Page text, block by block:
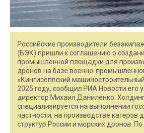
Российские производители
(БЭК) пришли к соглашению о
промышленной площадки для
дронов на базе военно-
«Кингисеппский
2025 году, сообщил РИА Новости его
директор Михаил Даниленко.
специализируется на выполнении
частности, на производстве катеров
структур России и морских дронов. По